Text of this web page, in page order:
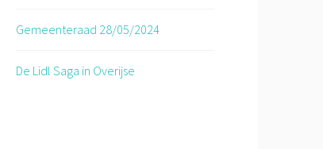
Gemeenteraad 28/05/2024
De Lidl Saga in Overijse